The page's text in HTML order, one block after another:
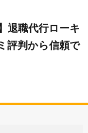
退職代行ローキ
評判から信頼で